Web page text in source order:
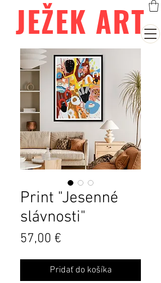
JEŽEK ART
Print "Jesenné
slávnosti"
57,00 €
Pridať do košíka